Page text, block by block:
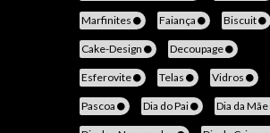
Marfinites Faiança Biscuit
Cake-Design Decoupage
Esferovite Telas Vidros
Pascoa Dia do Pai Dia da Mãe